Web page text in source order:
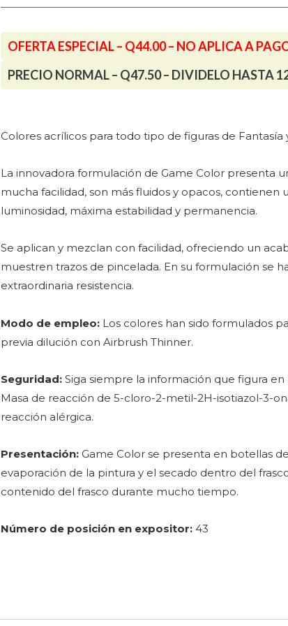
cantidad
OFERTA ESPECIAL – Q44.00 – NO APLICA A
PRECIO NORMAL – Q47.50 – DIVIDELO HASTA
Colores acrílicos para todo tipo de figuras de Fantasía
La innovadora formulación de Game Color presenta
mucha facilidad, son más fluidos y opacos,
luminosidad, máxima estabilidad y permanencia.
Se aplican y mezclan con facilidad, ofreciendo un
muestren trazos de pincelada. En su formulación se
extraordinaria resistencia.
Modo de empleo: Los colores han sido formulados
previa dilución con Airbrush Thinner.
Seguridad: Siga siempre la información que figura
Masa de reacción de 5-cloro-2-metil-2H-isotiazol-3-
reacción alérgica.
Presentación: Game Color se presenta en botellas
evaporación de la pintura y el secado dentro del
contenido del frasco durante mucho tiempo.
Número de posición en expositor: 43